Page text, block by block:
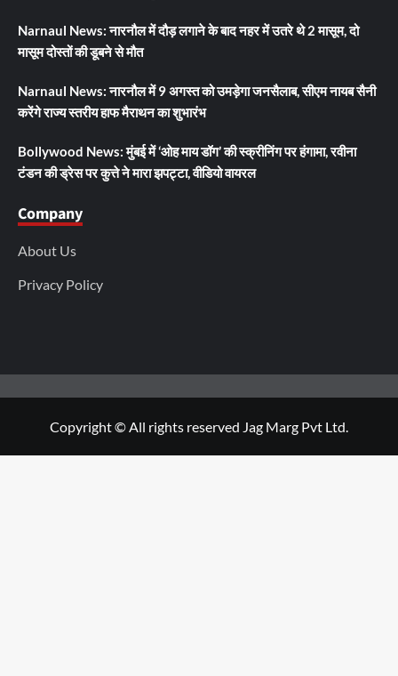
Narnaul News: नारनौल में दौड़ लगाने के बाद नहर में उतरे थे 2 मासूम, दो
मासूम दोस्तों की डूबने से मौत
Narnaul News: नारनौल में 9 अगस्त को उमड़ेगा जनसैलाब, सीएम नायब सैनी
करेंगे राज्य स्तरीय हाफ मैराथन का शुभारंभ
Bollywood News: मुंबई में ‘ओह माय डॉग’ की स्क्रीनिंग पर हंगामा, रवीना
टंडन की ड्रेस पर कुत्ते ने मारा झपट्टा, वीडियो वायरल
Company
About Us
Privacy Policy
Copyright © All rights reserved Jag Marg Pvt Ltd.